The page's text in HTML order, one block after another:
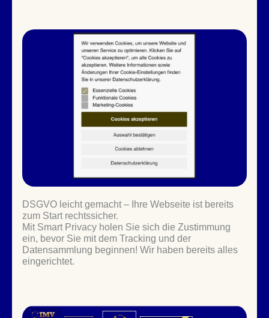
DSGVO leicht gemacht – Ihre Webseite ist bereits
zum Start rechtssicher.
Mit Smart Privacy holen Sie sich die Zustimmung
ein, bevor Sie mit dem Tracking und der
Datensammlung beginnen! Wir haben bereits alles
eingerichtet.